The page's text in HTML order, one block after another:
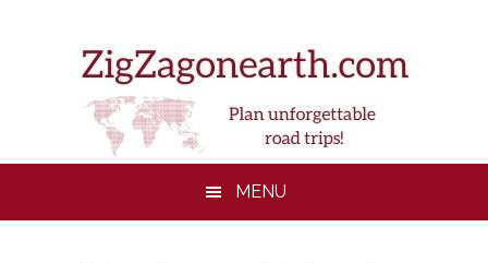
MENU